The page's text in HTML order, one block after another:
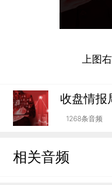
上图
收盘情报
1268条音频
相关音频